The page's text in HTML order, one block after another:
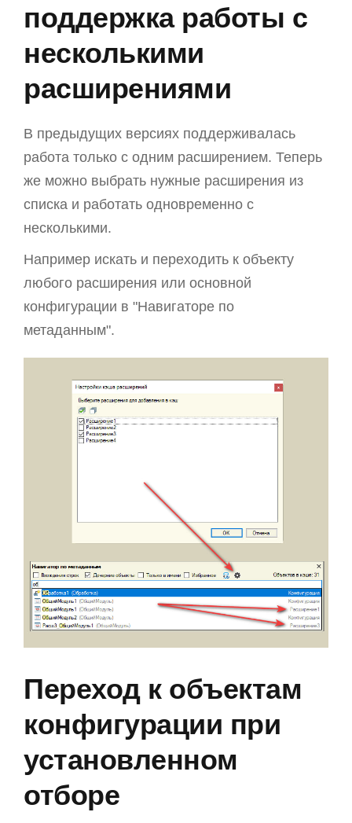
поддержка работы с
несколькими
расширениями
В предыдущих версиях поддерживалась
работа только с одним расширением. Теперь
же можно выбрать нужные расширения из
списка и работать одновременно с
несколькими.
Например искать и переходить к объекту
любого расширения или основной
конфигурации в "Навигаторе по
метаданным".
Переход к объектам
конфигурации при
установленном
отборе